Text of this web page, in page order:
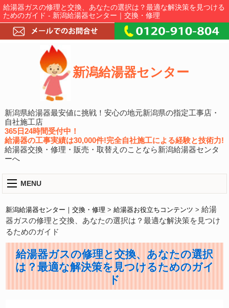
給湯器ガスの修理と交換、あなたの選択は？最適な解決策を見つける
ためのガイド - 新潟給湯器センター｜交換・修理
新潟給湯器センター
新潟県給湯器最安値に挑戦！安心の地元新潟県の指定工事店・
自社施工店
365日24時間受付中！
給湯器の工事実績は30,000件!完全自社施工による経験と技術力!
給湯器交換・修理・販売・取替えのことなら新潟給湯器センタ
ーへ
MENU
新潟給湯器センター｜交換・修理 >給湯器お役立ちコンテンツ >給湯
器ガスの修理と交換、あなたの選択は？最適な解決策を見つけ
るためのガイド
給湯器ガスの修理と交換、あなたの選択
は？最適な解決策を見つけるためのガイ
ド